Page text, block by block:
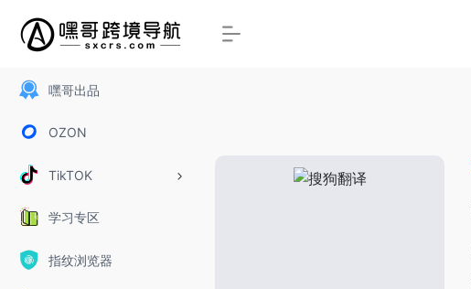
嘿哥出品
OZON
TikTOK
学习专区
指纹浏览器